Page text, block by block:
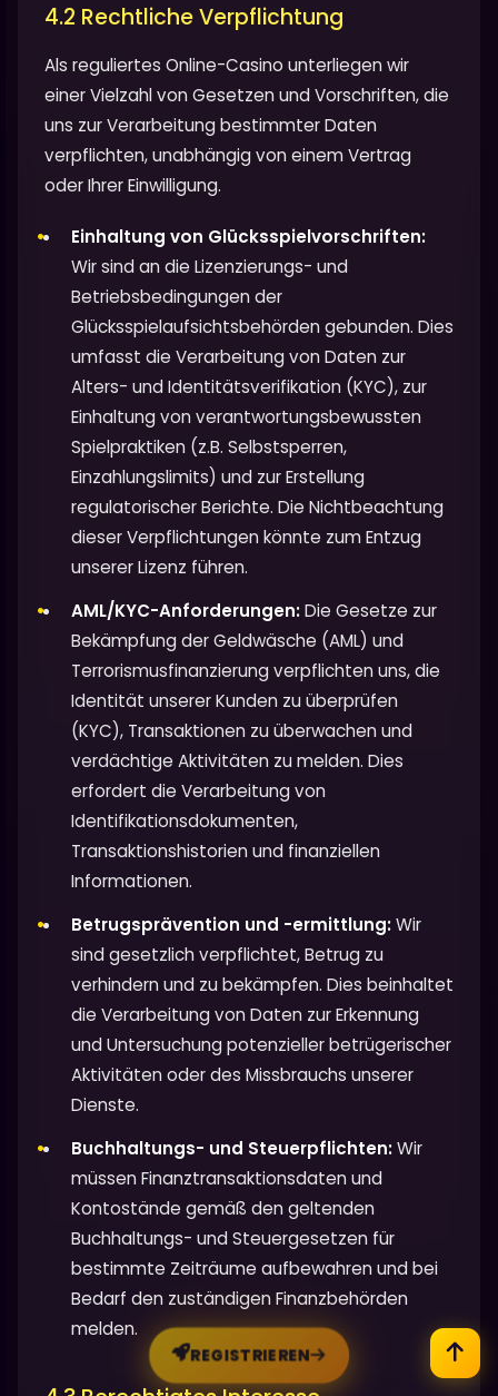
4.2 Rechtliche Verpflichtung
Als reguliertes Online-Casino unterliegen wir
einer Vielzahl von Gesetzen und Vorschriften, die
uns zur Verarbeitung bestimmter Daten
verpflichten, unabhängig von einem Vertrag
oder Ihrer Einwilligung.
Einhaltung von Glücksspielvorschriften:
Wir sind an die Lizenzierungs- und
Betriebsbedingungen der
Glücksspielaufsichtsbehörden gebunden. Dies
umfasst die Verarbeitung von Daten zur
Alters- und Identitätsverifikation (KYC), zur
Einhaltung von verantwortungsbewussten
Spielpraktiken (z.B. Selbstsperren,
Einzahlungslimits) und zur Erstellung
regulatorischer Berichte. Die Nichtbeachtung
dieser Verpflichtungen könnte zum Entzug
unserer Lizenz führen.
AML/KYC-Anforderungen:Die Gesetze zur
Bekämpfung der Geldwäsche (AML) und
Terrorismusfinanzierung verpflichten uns, die
Identität unserer Kunden zu überprüfen
(KYC), Transaktionen zu überwachen und
verdächtige Aktivitäten zu melden. Dies
erfordert die Verarbeitung von
Identifikationsdokumenten,
Transaktionshistorien und finanziellen
Informationen.
Betrugsprävention und -ermittlung:Wir
sind gesetzlich verpflichtet, Betrug zu
verhindern und zu bekämpfen. Dies beinhaltet
die Verarbeitung von Daten zur Erkennung
und Untersuchung potenzieller betrügerischer
Aktivitäten oder des Missbrauchs unserer
Dienste.
Buchhaltungs- und Steuerpflichten:Wir
müssen Finanztransaktionsdaten und
Kontostände gemäß den geltenden
Buchhaltungs- und Steuergesetzen für
bestimmte Zeiträume aufbewahren und bei
Bedarf den zuständigen Finanzbehörden
melden.
REGISTRIEREN